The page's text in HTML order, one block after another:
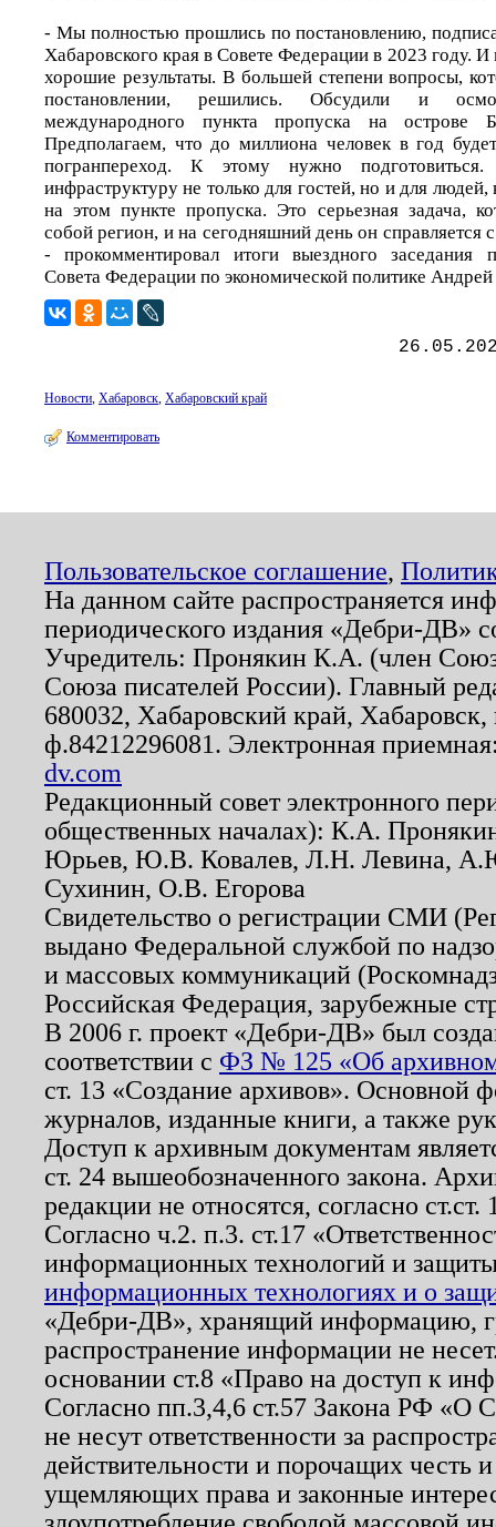
- Мы полностью прошлись по постановлению,
Хабаровского края в Совете Федерации в 2023 году.
хорошие результаты. В большей степени вопросы,
постановлении, решились. Обсудили и
международного пункта пропуска на острове
Предполагаем, что до миллиона человек в год
погранпереход. К этому нужно подготовиться.
инфраструктуру не только для гостей, но и для людей,
на этом пункте пропуска. Это серьезная задача,
собой регион, и на сегодняшний день он справляется
- прокомментировал итоги выездного заседания
Совета Федерации по экономической политике
Новости, Хабаровск, Хабаровский край
Комментировать
Пользовательское соглашение,
На данном сайте распространяется
периодического издания «Дебри-ДВ»
Учредитель: Пронякин К.А. (член
Союза писателей России). Главный
680032, Хабаровский край,
ф.84212296081. Электронная
dv.com
Редакционный совет электронного
общественных началах): К.А.
Юрьев, Ю.В. Ковалев, Л.Н. Левина,
Сухинин, О.В. Егорова
Свидетельство о регистрации СМИ
выдано Федеральной службой по
и массовых коммуникаций
Российская Федерация, зарубежные
В 2006 г. проект «Дебри-ДВ» был
соответствии с ФЗ № 125 «Об
ст. 13 «Создание архивов». Основной
журналов, изданные книги, а также
Доступ к архивным документам
ст. 24 вышеобозначенного закона.
редакции не относятся, согласно
Согласно ч.2. п.3. ст.17
информационных технологий и
информационных технологиях и о
«Дебри-ДВ», хранящий информацию,
распространение информации не
основании ст.8 «Право на доступ к
Согласно пп.3,4,6 ст.57 Закона РФ «О
не несут ответственности за
действительности и порочащих честь
ущемляющих права и законные